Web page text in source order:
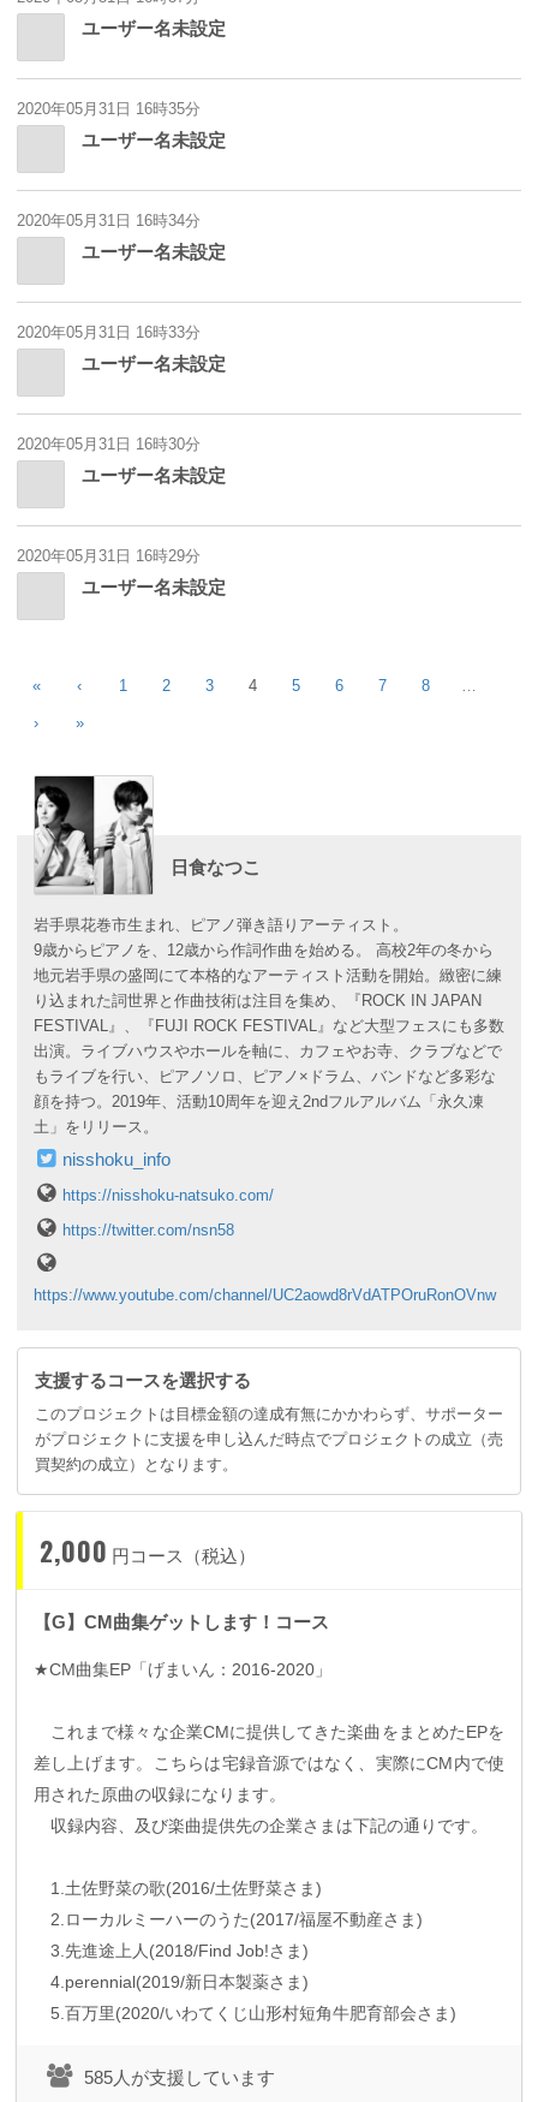
ユーザー名未設定
2020年05月31日 16時35分
ユーザー名未設定
2020年05月31日 16時34分
ユーザー名未設定
2020年05月31日 16時33分
ユーザー名未設定
2020年05月31日 16時30分
ユーザー名未設定
2020年05月31日 16時29分
ユーザー名未設定
« ‹ 1 2 3 4 5 6 7 8 …
› »
日食なつこ
岩手県花巻市生まれ、ピアノ弾き語りアーティスト。
9歳からピアノを、12歳から作詞作曲を始める。 高校2年の冬から
地元岩手県の盛岡にて本格的なアーティスト活動を開始。緻密に練
り込まれた詞世界と作曲技術は注目を集め、『ROCK IN JAPAN
FESTIVAL』、『FUJI ROCK FESTIVAL』など大型フェスにも多数
出演。ライブハウスやホールを軸に、カフェやお寺、クラブなどで
もライブを行い、ピアノソロ、ピアノ×ドラム、バンドなど多彩な
顔を持つ。2019年、活動10周年を迎え2ndフルアルバム「永久凍
土」をリリース。
nisshoku_info
https://nisshoku-natsuko.com/
https://twitter.com/nsn58
https://www.youtube.com/channel/UC2aowd8rVdATPOruRonOVnw
支援するコースを選択する
このプロジェクトは目標金額の達成有無にかかわらず、サポーター
がプロジェクトに支援を申し込んだ時点でプロジェクトの成立（売
買契約の成立）となります。
2,000 円コース（税込）
【G】CM曲集ゲットします！コース
★CM曲集EP 「げまいん： 2016-2020 」
これまで様々な企業CMに提供してきた楽曲をまとめたEPを
差し上げます。こちらは宅録音源ではなく、実際にCM内で使
用された原曲の収録になります。
収録内容、及び楽曲提供先の企業さまは下記の通りです。
1. 土佐野菜の歌(2016/土佐野菜さま)
2. ローカルミーハーのうた(2017/福屋不動産さま)
3. 先進途上人 (2018/Find Job!さま)
4.perennial(2019/新日本製薬さま)
5. 百万里(2020/いわてくじ山形村短角牛肥育部会さま)
585人が支援しています